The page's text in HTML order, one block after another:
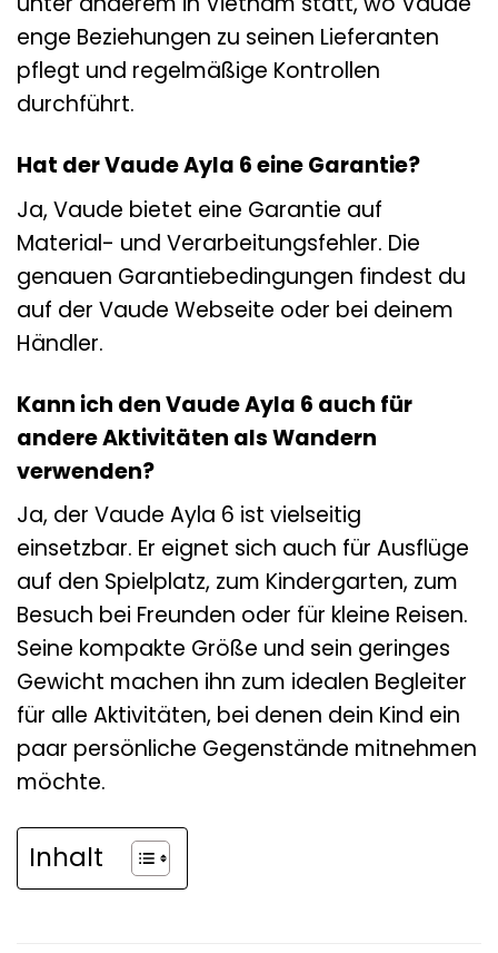
enge Beziehungen zu seinen Lieferanten
pflegt und regelmäßige Kontrollen
durchführt.
Hat der Vaude Ayla 6 eine Garantie?
Ja, Vaude bietet eine Garantie auf
Material- und Verarbeitungsfehler. Die
genauen Garantiebedingungen findest du
auf der Vaude Webseite oder bei deinem
Händler.
Kann ich den Vaude Ayla 6 auch für
andere Aktivitäten als Wandern
verwenden?
Ja, der Vaude Ayla 6 ist vielseitig
einsetzbar. Er eignet sich auch für Ausflüge
auf den Spielplatz, zum Kindergarten, zum
Besuch bei Freunden oder für kleine Reisen.
Seine kompakte Größe und sein geringes
Gewicht machen ihn zum idealen Begleiter
für alle Aktivitäten, bei denen dein Kind ein
paar persönliche Gegenstände mitnehmen
möchte.
Inhalt